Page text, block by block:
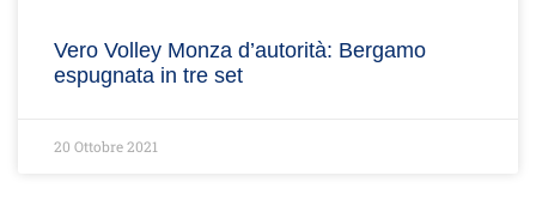
Vero Volley Monza d’autorità: Bergamo
espugnata in tre set
20 Ottobre 2021